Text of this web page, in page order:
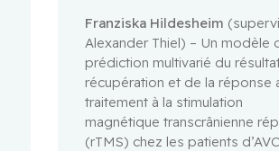
Franziska Hildesheim
Alexander Thiel) – Un modèle
prédiction multivarié du
récupération et de la réponse
traitement à la stimulation
magnétique transcrânienne
(rTMS) chez les patients